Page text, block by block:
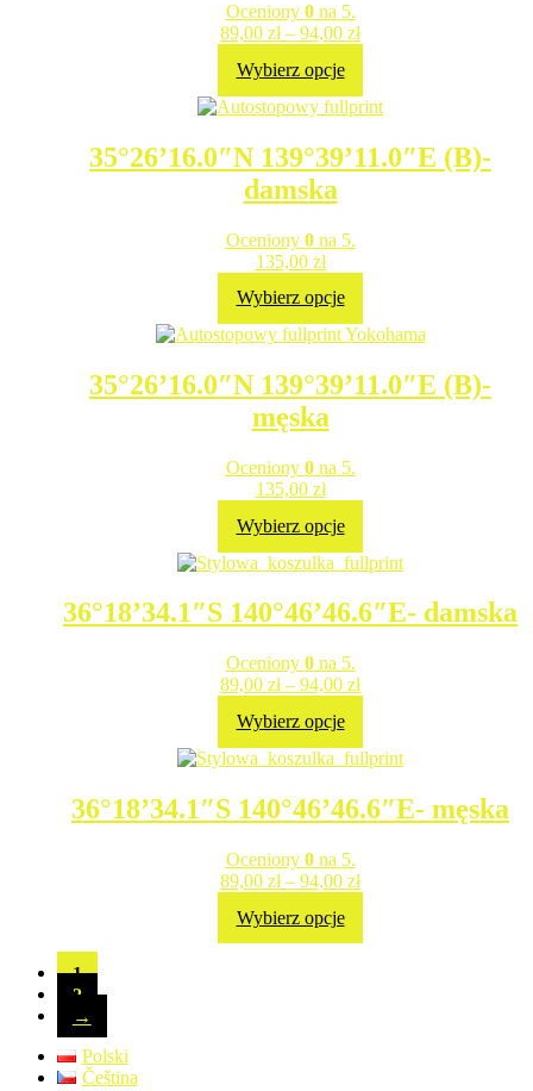
Oceniony 0na 5.
89,00 zł– 94,00 zł
Wybierz opcje
35°26’16.0″N 139°39’11.0″E (B)-
damska
Oceniony 0na 5.
135,00 zł
Wybierz opcje
35°26’16.0″N 139°39’11.0″E (B)-
męska
Oceniony 0na 5.
135,00 zł
Wybierz opcje
36°18’34.1″S 140°46’46.6″E- damska
Oceniony 0na 5.
89,00 zł– 94,00 zł
Wybierz opcje
36°18’34.1″S 140°46’46.6″E- męska
Oceniony 0na 5.
89,00 zł– 94,00 zł
Wybierz opcje
1
2
→
Polski
Čeština